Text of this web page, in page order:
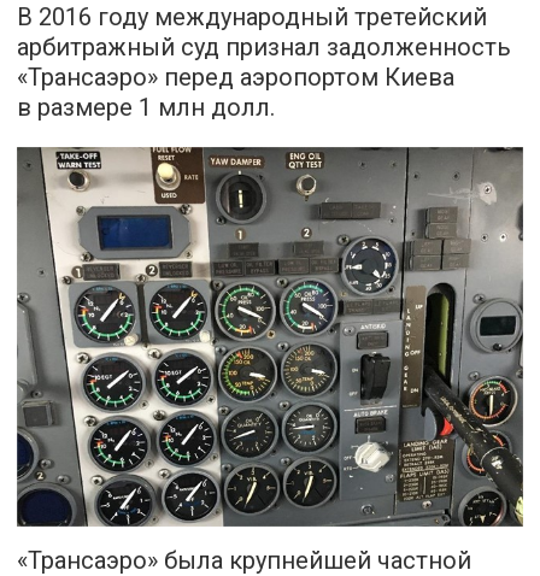
В 2016 году международный третейский
арбитражный суд признал задолженность
«Трансаэро» перед аэропортом Киева
в размере 1 млн долл.
«Трансаэро» была крупнейшей частной